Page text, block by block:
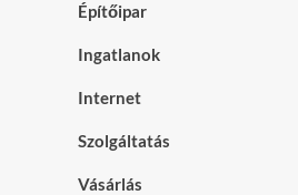
Építőipar
Ingatlanok
Internet
Szolgáltatás
Vásárlás